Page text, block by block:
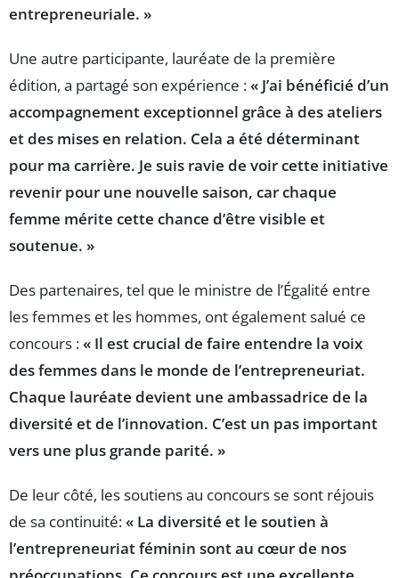
entrepreneuriale. »
Une autre participante, lauréate de la première
édition, a partagé son expérience :« J’ai bénéficié d’un
accompagnement exceptionnel grâce à des ateliers
et des mises en relation. Cela a été déterminant
pour ma carrière. Je suis ravie de voir cette initiative
revenir pour une nouvelle saison, car chaque
femme mérite cette chance d’être visible et
soutenue. »
Des partenaires, tel que le ministre de l’Égalité entre
les femmes et les hommes, ont également salué ce
concours :« Il est crucial de faire entendre la voix
des femmes dans le monde de l’entrepreneuriat.
Chaque lauréate devient une ambassadrice de la
diversité et de l’innovation. C’est un pas important
vers une plus grande parité. »
De leur côté, les soutiens au concours se sont réjouis
de sa continuité:« La diversité et le soutien à
l’entrepreneuriat féminin sont au cœur de nos